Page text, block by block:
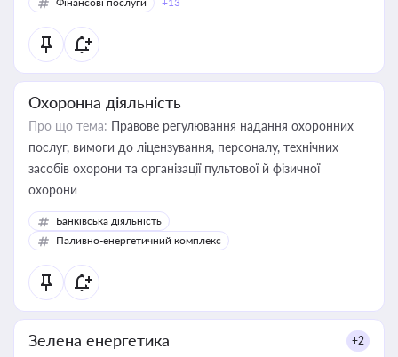
Охоронна діяльність
Про що тема: Правове регулювання надання охоронних
послуг, вимоги до ліцензування, персоналу, технічних
засобів охорони та організації пультової й фізичної
охорони
Банківська діяльність
Паливно-енергетичний комплекс
Зелена енергетика +2